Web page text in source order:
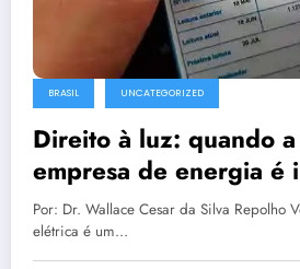
BRASIL UNCATEGORIZED
Direito à luz: quando a cobrança da
empresa de
Por: Dr. Wallace Cesar da Silva Repolho
elétrica é um…